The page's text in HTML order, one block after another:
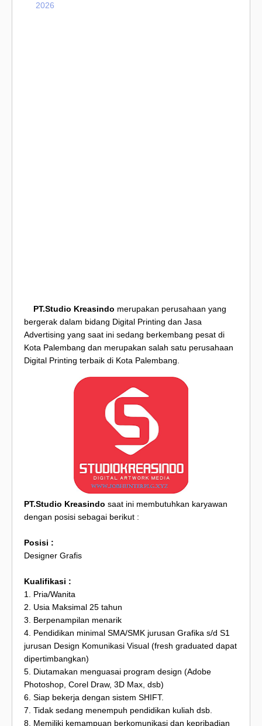
2026
PT.Studio Kreasindo merupakan perusahaan yang
bergerak dalam bidang Digital Printing dan Jasa
Advertising yang saat ini sedang berkembang pesat di
Kota Palembang dan merupakan salah satu perusahaan
Digital Printing terbaik di Kota Palembang.
PT.Studio Kreasindo saat ini membutuhkan karyawan
dengan posisi sebagai berikut :
Posisi :
Designer Grafis
Kualifikasi :
1. Pria/Wanita
2. Usia Maksimal 25 tahun
3. Berpenampilan menarik
4. Pendidikan minimal SMA/SMK jurusan Grafika s/d S1
jurusan Design Komunikasi Visual (fresh graduated dapat
dipertimbangkan)
5. Diutamakan menguasai program design (Adobe
Photoshop, Corel Draw, 3D Max, dsb)
6. Siap bekerja dengan sistem SHIFT.
7. Tidak sedang menempuh pendidikan kuliah dsb.
8. Memiliki kemampuan berkomunikasi dan kepribadian